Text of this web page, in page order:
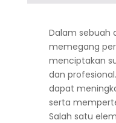
Dalam sebuah
memegang
menciptakan
dan
dapat
serta
Salah satu